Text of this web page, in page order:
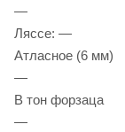
—
Ляссе: —
Атласное (6 мм)
—
В тон форзаца
—